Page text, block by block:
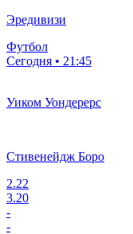
Эредивизи
Футбол
Сегодня • 21:45
Уиком Уондерерс
Стивенейдж Боро
2.22
3.20
-
-